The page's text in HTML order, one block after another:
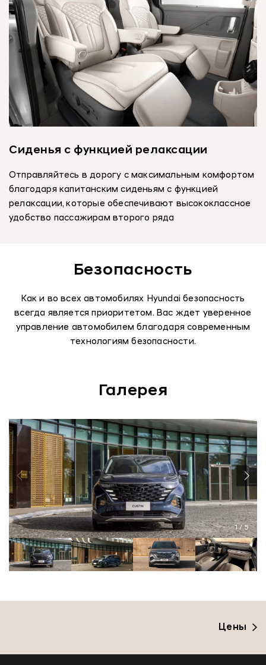
Сиденья с функцией релаксации
Отправляйтесь в дорогу с максимальным комфортом
благодаря капитанским сиденьям с функцией
релаксации, которые обеспечивают высококлассное
удобство пассажирам второго ряда
Безопасность
Как и во всех автомобилях Hyundai безопасность
всегда является приоритетом. Вас ждет уверенное
управление автомобилем благодаря современным
технологиям безопасности.
Галерея
1/5
Цены